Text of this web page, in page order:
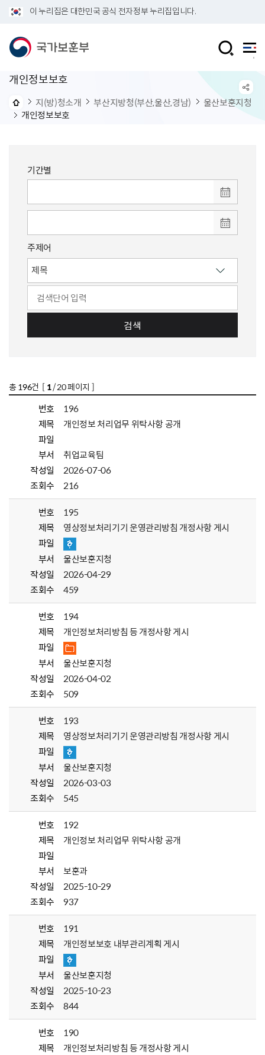
이 누리집은 대한민국 공식 전자정부 누리집입니다.
개인정보보호
지(방)청소개 부산지방청(부산,울산,경남)
울산보훈지청
개인정보보호
기간별
주제어
검색
총 196건 [ 1/ 20 페이지 ]
번호
196
제목
개인정보 처리업무 위탁사항 공개
파일
부서
취업교육팀
작성일
2026-07-06
조회수
216
번호
195
제목
영상정보처리기기 운영관리방침 개정사항 게시
파일
부서
울산보훈지청
작성일
2026-04-29
조회수
459
번호
194
제목
개인정보처리방침 등 개정사항 게시
파일
부서
울산보훈지청
작성일
2026-04-02
조회수
509
번호
193
제목
영상정보처리기기 운영관리방침 개정사항 게시
파일
부서
울산보훈지청
작성일
2026-03-03
조회수
545
번호
192
제목
개인정보 처리업무 위탁사항 공개
파일
부서
보훈과
작성일
2025-10-29
조회수
937
번호
191
제목
개인정보보호 내부관리계획 게시
파일
부서
울산보훈지청
작성일
2025-10-23
조회수
844
번호
190
제목
개인정보처리방침 등 개정사항 게시